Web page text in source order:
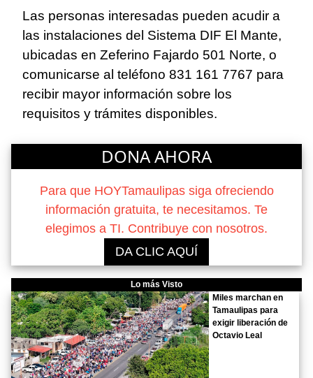
Las personas interesadas pueden acudir a
las instalaciones del Sistema DIF El Mante,
ubicadas en Zeferino Fajardo 501 Norte, o
comunicarse al teléfono 831 161 7767 para
recibir mayor información sobre los
requisitos y trámites disponibles.
DONA AHORA
Para que HOYTamaulipas siga ofreciendo
información gratuita, te necesitamos. Te
elegimos a TI. Contribuye con nosotros.
DA CLIC AQUÍ
Lo más Visto
Miles marchan en
Tamaulipas para
exigir liberación de
Octavio Leal